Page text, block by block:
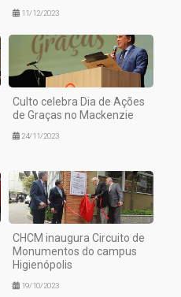
11/12/2023
Culto celebra Dia de Ações
de Graças no Mackenzie
24/11/2023
CHCM inaugura Circuito de
Monumentos do campus
Higienópolis
19/10/2023